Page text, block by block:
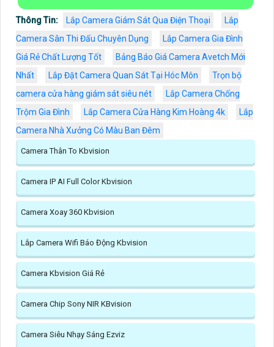
Thông Tin: Lắp Camera Giám Sát Qua Điện Thoại
Lắp
Camera Sân Thi Đấu Chuyên Dụng
Lắp Camera Gia Đình
Giá Rẻ Chất Lượng Tốt
Bảng Báo Giá Camera Avetch Mới
Nhất
Lắp Đặt Camera Quan Sát Tại Hóc Môn
Trọn bộ
camera cửa hàng giám sát siêu nét
Lắp Camera Chống
Trộm Gia Đình
Lắp Camera Cửa Hàng Kim Hoàng 4k
Lắp
Camera Nhà Xưởng Có Màu Ban Đêm
Camera Thân To Kbvision
Camera IP AI Full Color Kbvision
Camera Xoay 360 Kbvision
Lắp Camera Wifi Báo Động Kbvision
Camera Kbvision Giá Rẻ
Camera Chip Sony NIR KBvision
Camera Siêu Nhạy Sáng Ezviz